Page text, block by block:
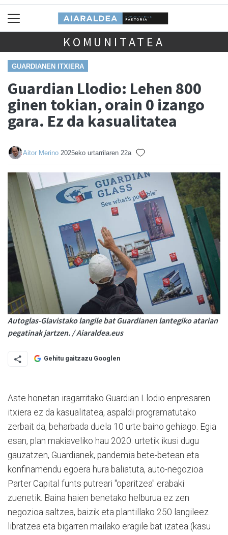
KOMUNITATEA
GUARDIANEN ITXIERA
Guardian Llodio: Lehen 800
ginen tokian, orain 0 izango
gara. Ez da kasualitatea
Aitor Merino 2025eko urtarrilaren 22a
Autoglas-Glavistako langile bat Guardianen lantegiko atarian
pegatinak jartzen. / Aiaraldea.eus
Gehitu gaitzazu Googlen
Aste honetan iragarritako Guardian Llodio enpresaren
itxiera ez da kasualitatea, aspaldi programatutako
zerbait da, beharbada duela 10 urte baino gehiago. Egia
esan, plan makiaveliko hau 2020. urtetik ikusi dugu
gauzatzen, Guardianek, pandemia bete-betean eta
konfinamendu egoera hura baliatuta, auto-negozioa
Parter Capital funts putreari "oparitzea" erabaki
zuenetik. Baina haien benetako helburua ez zen
negozioa saltzea, baizik eta plantillako 250 langileez
libratzea eta bigarren mailako eragile bat izatea (kasu